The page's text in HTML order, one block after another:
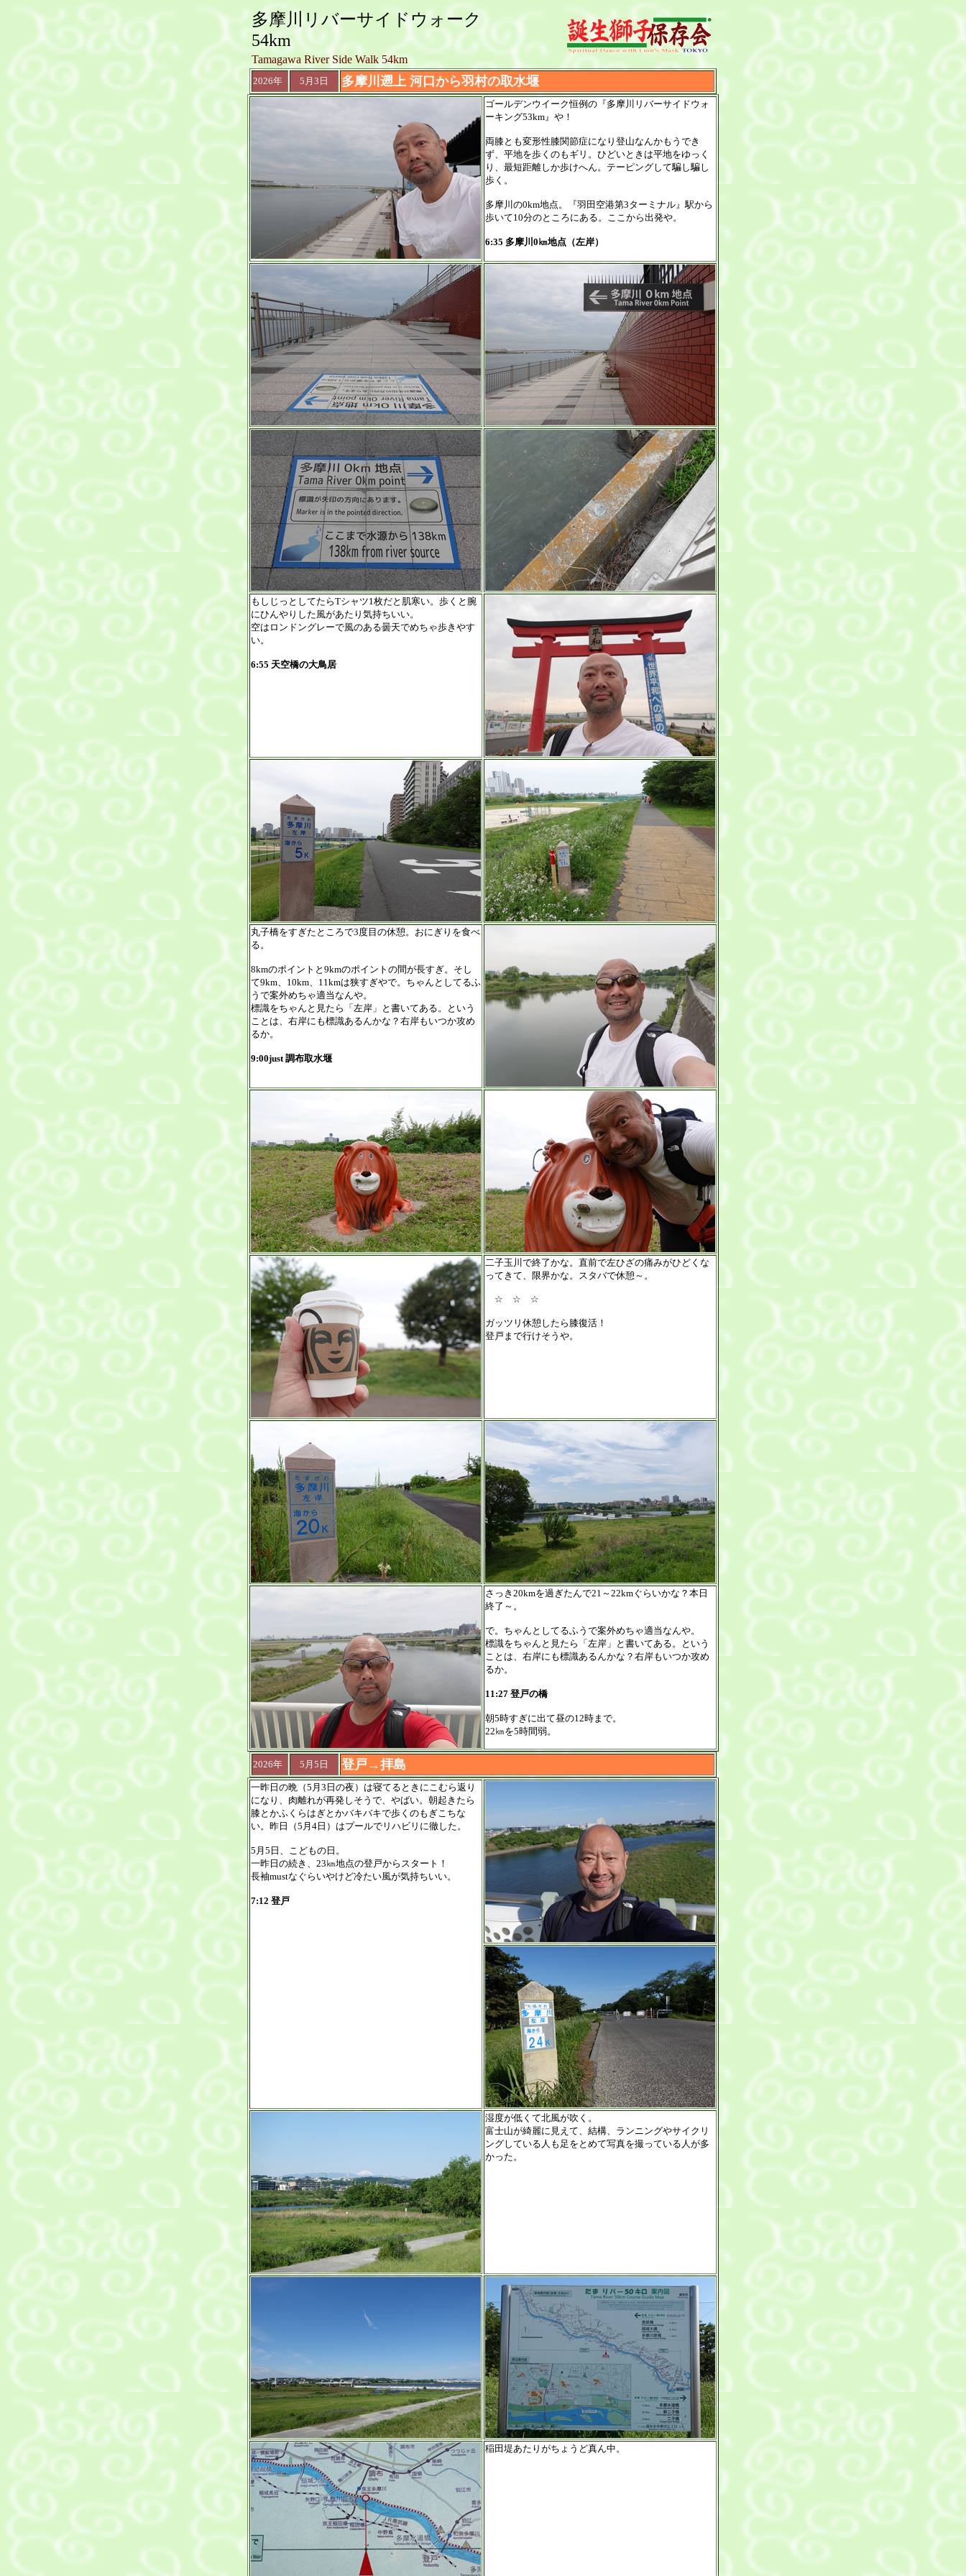
多摩川リバーサイドウォーク
54km
Tamagawa River Side Walk 54km
2026年 5月3日 多摩川遡上 河口から羽村の取水堰
ゴールデンウイーク恒例の『多摩川リバーサイドウォ
ーキング53km』や！
両膝とも変形性膝関節症になり登山なんかもうでき
ず、平地を歩くのもギリ。ひどいときは平地をゆっく
り、最短距離しか歩けへん。テーピングして騙し騙し
歩く。
多摩川の0km地点。『羽田空港第3ターミナル』駅から
歩いて10分のところにある。ここから出発や。
6:35 多摩川0㎞地点（左岸）
もしじっとしてたらTシャツ1枚だと肌寒い。歩くと腕
にひんやりした風があたり気持ちいい。
空はロンドングレーで風のある曇天でめちゃ歩きやす
い。
6:55 天空橋の大鳥居
丸子橋をすぎたところで3度目の休憩。おにぎりを食べ
る。
8kmのポイントと9kmのポイントの間が長すぎ。そし
て9km、10km、11kmは狭すぎやで。ちゃんとしてるふ
うで案外めちゃ適当なんや。
標識をちゃんと見たら「左岸」と書いてある。という
ことは、右岸にも標識あるんかな？右岸もいつか攻め
るか。
9:00just 調布取水堰
二子玉川で終了かな。直前で左ひざの痛みがひどくな
ってきて、限界かな。スタバで休憩～。
☆ ☆ ☆
ガッツリ休憩したら膝復活！
登戸まで行けそうや。
さっき20kmを過ぎたんで21～22kmぐらいかな？本日
終了～。
で。ちゃんとしてるふうで案外めちゃ適当なんや。
標識をちゃんと見たら「左岸」と書いてある。という
ことは、右岸にも標識あるんかな？右岸もいつか攻め
るか。
11:27 登戸の橋
朝5時すぎに出て昼の12時まで。
22㎞を5時間弱。
2026年 5月5日 登戸→拝島
一昨日の晩（5月3日の夜）は寝てるときにこむら返り
になり、肉離れが再発しそうで、やばい。朝起きたら
膝とかふくらはぎとかバキバキで歩くのもぎこちな
い。昨日（5月4日）はプールでリハビリに徹した。
5月5日、こどもの日。
一昨日の続き、23㎞地点の登戸からスタート！
長袖mustなぐらいやけど冷たい風が気持ちいい。
7:12 登戸
湿度が低くて北風が吹く。
富士山が綺麗に見えて、結構、ランニングやサイクリ
ングしている人も足をとめて写真を撮っている人が多
かった。
稲田堤あたりがちょうど真ん中。